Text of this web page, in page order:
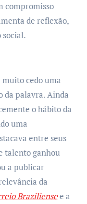
compromisso
de reflexão,
muito cedo uma
da palavra. Ainda
o hábito da
uma
entre seus
talento ganhou
a publicar
da
Braziliensee a